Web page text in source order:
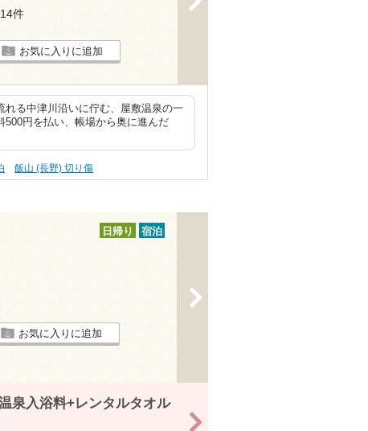
件
お気に入りに追加
る中津川沿いに佇む、屋敷温泉の一
円を払い、帳場から奥に進んだ
飯山 (長野) 切り傷
日帰り 宿泊
お気に入りに追加
泉入浴料+レンタルタオル